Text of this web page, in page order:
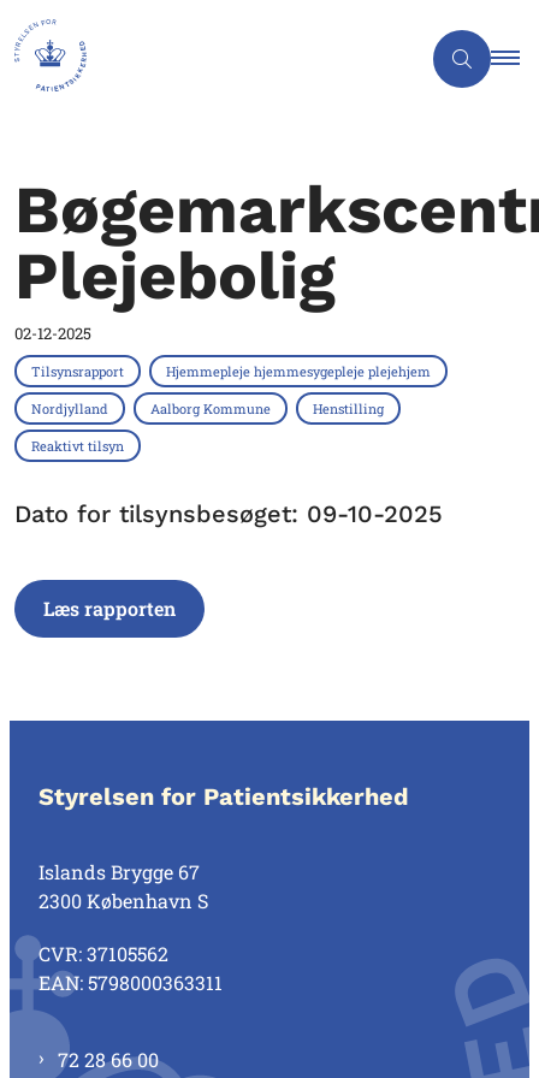
Plejebolig
02-12-2025
Tilsynsrapport Hjemmepleje hjemmesygepleje plejehjem
Nordjylland Aalborg Kommune Henstilling
Reaktivt tilsyn
Dato for tilsynsbesøget: 09-10-2025
Læs rapporten
Styrelsen for Patientsikkerhed
Islands Brygge 67
2300 København S
CVR: 37105562
EAN: 5798000363311
72 28 66 00